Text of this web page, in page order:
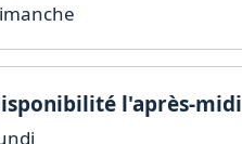
l'après-midi